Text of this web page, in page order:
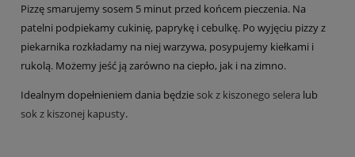
Pizzę smarujemy sosem 5 minut przed końcem pieczenia. Na
patelni podpiekamy cukinię, paprykę i cebulkę. Po wyjęciu pizzy z
piekarnika rozkładamy na niej warzywa, posypujemy kiełkami i
rukolą. Możemy jeść ją zarówno na ciepło, jak i na zimno.
Idealnym dopełnieniem dania będziesok z kiszonego selera lub
sok z kiszonej kapusty.